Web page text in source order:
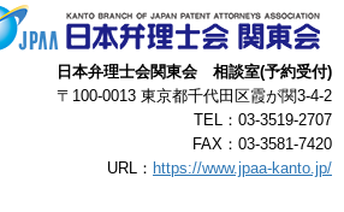
日本弁理士会関東会 相談室(予約受付)
〒100-0013 東京都千代田区霞が関3-4-2
TEL：03-3519-2707
FAX：03-3581-7420
URL： https://www.jpaa-kanto.jp/